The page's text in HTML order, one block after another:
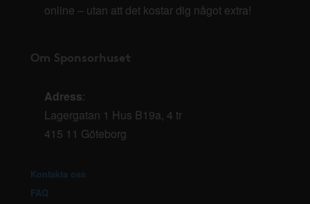
online – utan att det kostar dig något extra!
Om Sponsorhuset
Adress:
Lagergatan 1 Hus B19a, 4 tr
415 11 Göteborg
Kontakta oss
FAQ